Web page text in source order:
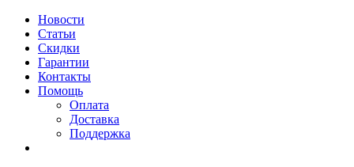
Новости
Статьи
Скидки
Гарантии
Контакты
Помощь
Оплата
Доставка
Поддержка